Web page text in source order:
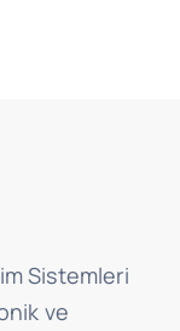
Sistemleri
ve